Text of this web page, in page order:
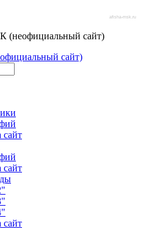
afisha-msk.ru
сайт)
сайт
сайт
сайт